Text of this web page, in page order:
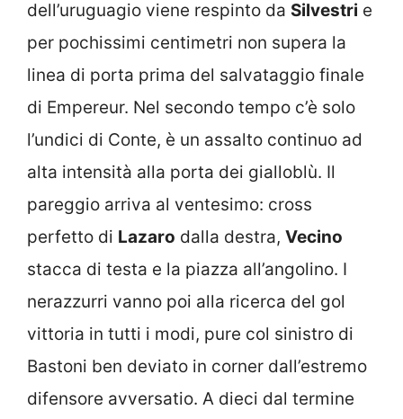
dell’uruguagio viene respinto da Silvestri e
per pochissimi centimetri non supera la
linea di porta prima del salvataggio finale
di Empereur. Nel secondo tempo c’è solo
l’undici di Conte, è un assalto continuo ad
alta intensità alla porta dei gialloblù. Il
pareggio arriva al ventesimo: cross
perfetto di Lazaro dalla destra, Vecino
stacca di testa e la piazza all’angolino. I
nerazzurri vanno poi alla ricerca del gol
vittoria in tutti i modi, pure col sinistro di
Bastoni ben deviato in corner dall’estremo
difensore avversatio. A dieci dal termine